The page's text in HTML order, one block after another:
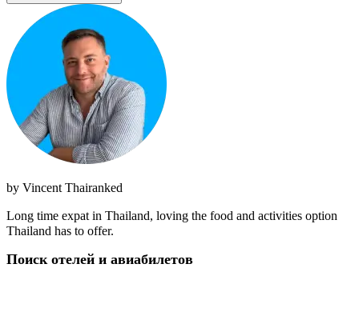
by Vincent Thairanked
Long time expat in Thailand, loving the food and activities option
Thailand has to offer.
Поиск отелей и авиабилетов